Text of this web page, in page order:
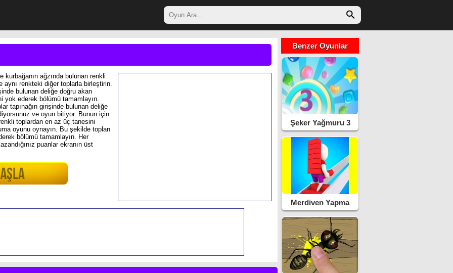
kurbağanın ağzında bulunan renkli
aynı renkteki diğer toplarla birleştirin.
bulunan deliğe doğru akan
yok ederek bölümü tamamlayın.
tapınağın girişinde bulunan deliğe
ve oyun bitiyor. Bunun için
toplardan en az üç tanesini
oyunu oynayın. Bu şekilde topları
bölümü tamamlayın. Her
puanlar ekranın üst
Benzer Oyunlar
Şeker Yağmuru 3
Merdiven Yapma
Yarışı